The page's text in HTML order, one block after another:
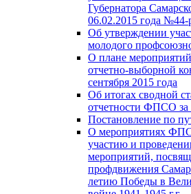
Губернатора
06.02.2015 года №44-
Об утверждении
молодого
О плане
отчетно-выборной
сентября 2015 года
Об итогах сводной
отчетности ФПСО за
Постановление по
О мероприятиях
участию и
мероприятий,
профдвижения
летию Победы в